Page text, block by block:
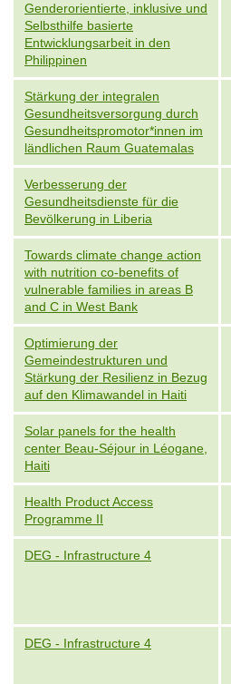
Genderorientierte, inklusive und
Selbsthilfe basierte
Entwicklungsarbeit in den
Philippinen
Stärkung der integralen
Gesundheitsversorgung durch
Gesundheitspromotor*innen im
ländlichen Raum Guatemalas
Verbesserung der
Gesundheitsdienste für die
Bevölkerung in Liberia
Towards climate change action
with nutrition co-benefits of
vulnerable families in areas B
and C in West Bank
Optimierung der
Gemeindestrukturen und
Stärkung der Resilienz in Bezug
auf den Klimawandel in Haiti
Solar panels for the health
center Beau-Séjour in Léogane,
Haiti
Health Product Access
Programme II
DEG - Infrastructure 4
DEG - Infrastructure 4